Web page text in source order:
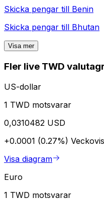
Skicka pengar till Benin
Skicka pengar till Bhutan
Visa mer
Fler live TWD
US-dollar
1 TWD motsvarar
0,0310482 USD
+0.0001 (0.27%) Veckovis
Visa diagram
Euro
1 TWD motsvarar